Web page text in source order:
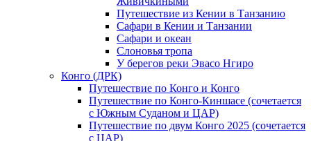
Путешествие из Кении в Танзанию
Сафари в Кении и Танзании
Сафари и океан
Слоновья тропа
У берегов реки Эвасо Нгиро
Конго (ДРК)
Путешествие по Конго и Конго
Путешествие по Конго-Киншасе (сочетается
с Южным Суданом и ЦАР)
Путешествие по двум Конго 2025 (сочетается
с ЦАР)